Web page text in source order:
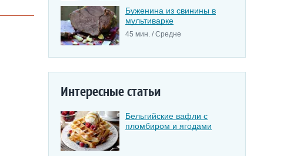
Буженина из свинины в
мультиварке
45 мин. / Средне
Интересные статьи
Бельгийские вафли с
пломбиром и ягодами